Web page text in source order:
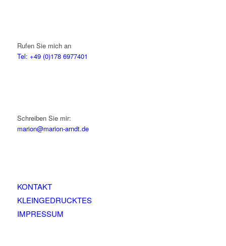
Rufen Sie mich an
Tel: +49 (0)178 6977401
Schreiben Sie mir:
marion@marion-arndt.de
KONTAKT
KLEINGEDRUCKTES
IMPRESSUM